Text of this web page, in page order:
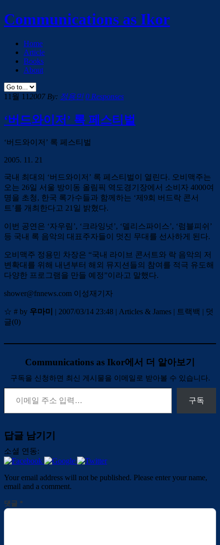
Communications as Ikor
Home
Article
Books
About
11월 112007 By: 정용민 0 Responses
‘버드와이저’ 록 페스티벌
‘버드와이저’ 록 페스티벌
2005. 11. 21
국내 최대의 ‘버드와이저’ 록 페스티벌이 열린다. 오비맥주는
오는 26일 서울 방이동 올림픽 역도경기장에서 소비자 4000여
명을 초청, 한국 록가수들과 함께하는 ‘제9회 버드락 콘서
트’를 개최한다고 21일 밝혔다.
이번 공연은 ‘자우림’, ‘크라잉넛’, ‘델리스파이스’, ‘럼블피쉬’
등 국내 록 음악의 대표주자들이 멋진 무대를 선사하게 된다.
오비맥주 정용민 차장은 “국내 라이브 콘서트와 락 음악의 저
변확대를 위해 내년부터 해외 뮤지션들의 참여를 적극 유도해
다양한 프로그램을 만들 예정”이라고 말했다.
shower@fnnews.com 이성재기자
☆ # by 우마미 | 2007/03/14 23:48 | Articles & James | 트랙백 | 덧
글(0)
Communications as Ikor에서 더 알아보기
구독을 신청하면 최신 게시물을 이메일로 받아볼 수 있습니다.
이메일 주소 입력…
구독
답글 남기기
소셜 연동:
Your email address will not be published. Please enter your name,
email and a comment.
댓글 *